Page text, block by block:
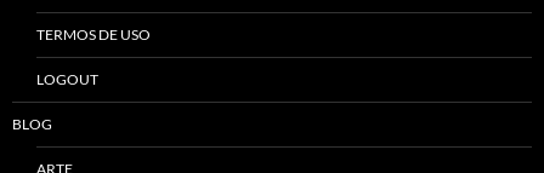
TERMOS DE USO
LOGOUT
BLOG
ARTE